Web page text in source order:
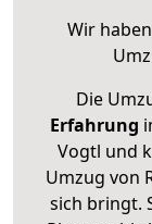
Wir
Die
Erfahrung
Vogtl und
Umzug von
sich bringt.